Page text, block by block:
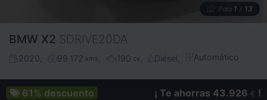
Foto 1 / 13
BMW X2 SDRIVE20DA
2020 99.172 kms 190 cv Diésel Automático
61% descuento ¡ Te ahorras 43.926 € !